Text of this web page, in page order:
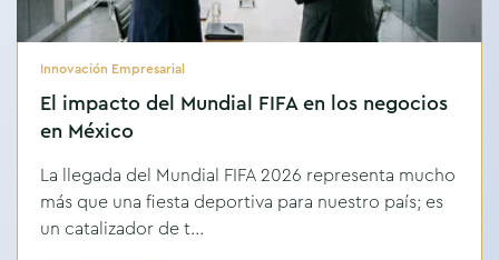
Innovación Empresarial
El impacto del Mundial FIFA en los negocios
en México
La llegada del Mundial FIFA 2026 representa mucho
más que una fiesta deportiva para nuestro país; es
un catalizador de t...